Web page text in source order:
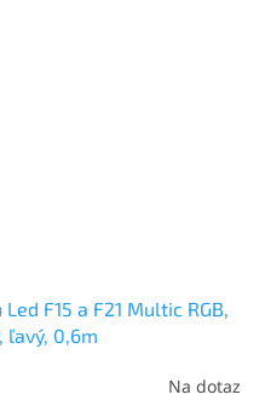
F15 a F21 Multic RGB,
ľavý, 0,6m
Na dotaz